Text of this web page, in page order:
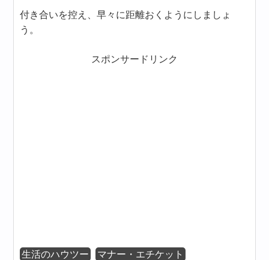
付き合いを控え、早々に距離おくようにしましょ
う。
スポンサードリンク
生活のハウツー
マナー・エチケット